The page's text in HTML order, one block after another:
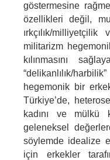
göstermesine
özellikleri değil,
ırkçılık/
militarizm
kılınmasını
“delikanlılık/
hegemonik bir
Türkiye’de,
kadını ve mülkü
geleneksel
söylemde idealize
için erkekler